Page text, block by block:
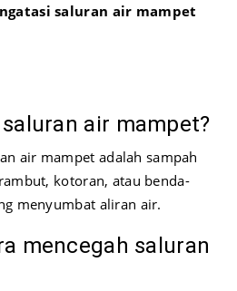
saluran air mampet
air mampet?
air mampet adalah sampah
kotoran, atau benda-
menyumbat aliran air.
mencegah saluran